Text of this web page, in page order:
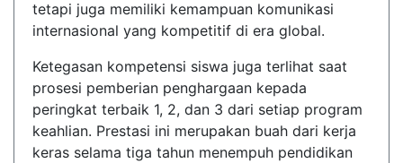
tetapi juga memiliki kemampuan komunikasi
internasional yang kompetitif di era global.
Ketegasan kompetensi siswa juga terlihat saat
prosesi pemberian penghargaan kepada
peringkat terbaik 1, 2, dan 3 dari setiap program
keahlian. Prestasi ini merupakan buah dari kerja
keras selama tiga tahun menempuh pendidikan